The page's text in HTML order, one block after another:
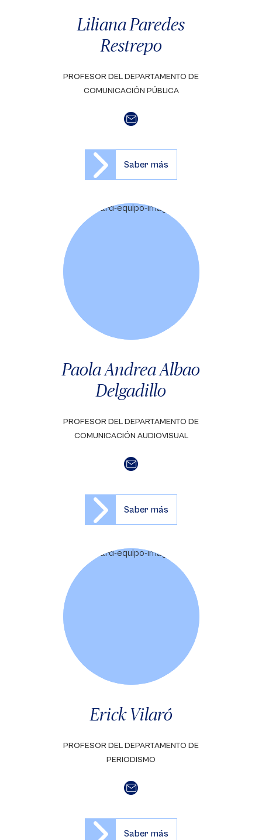
Liliana Paredes
Restrepo
PROFESOR DEL DEPARTAMENTO DE
COMUNICACIÓN PÚBLICA
Saber más
Paola Andrea Albao
Delgadillo
PROFESOR DEL DEPARTAMENTO DE
COMUNICACIÓN AUDIOVISUAL
Saber más
Erick Vilaró
PROFESOR DEL DEPARTAMENTO DE
PERIODISMO
Saber más